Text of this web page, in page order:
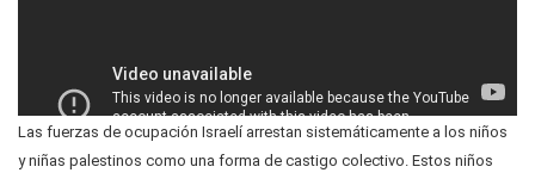
Las fuerzas de ocupación Israelí arrestan sistemáticamente a los niños
y niñas palestinos como una forma de castigo colectivo. Estos niños